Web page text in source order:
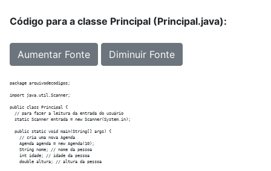
Código para a classe Principal (Principal.java):
Aumentar Fonte Diminuir Fonte
package arquivodecodigos;
import java.util.Scanner;
public class Principal {
  // para fazer a leitura da entrada do usuário
  static Scanner entrada = new Scanner(System.in);
  public static void main(String[] args) {
    // cria uma nova Agenda
    Agenda agenda = new Agenda(10);
    String nome; // nome da pessoa
    int idade; // idade da pessoa
    double altura; // altura da pessoa